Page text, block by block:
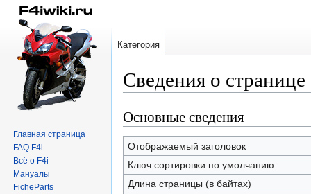
Сведения о
Перейти
к
навигации
Перейти
к
поиску
Основные сведения
Отображаемый заголовок
Ключ сортировки по умолчанию
Длина страницы (в байтах)
Категория
Главная страница
FAQ F4i
Всё о F4i
Мануалы
FicheParts